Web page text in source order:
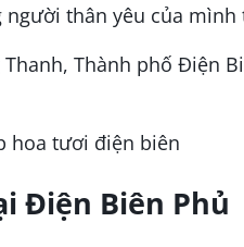
thân yêu của mình
Thành phố Điện
Điện Biên Phủ